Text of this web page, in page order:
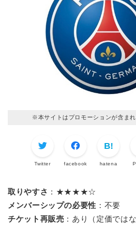
※本サイトはプロモーションが含ま
Twitter facebook hatena
取りやすさ ：★★★★☆
メンバーシップの必要性 ：不要
チケット再販売 ：あり（定価ではな